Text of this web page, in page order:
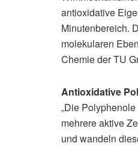
antioxidative
Minutenbereich.
molekularen
Chemie der TU
Antioxidative
„Die
mehrere aktive
und wandeln